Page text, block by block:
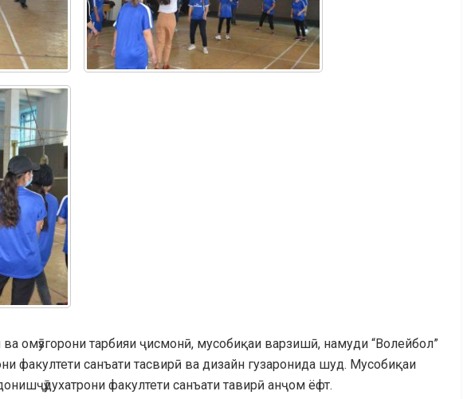
омӯзгорони тарбияи ҷисмонӣ, мусобиқаи варзишӣ, намуди “Волейбол”
факултети санъати тасвирӣ ва дизайн гузаронида шуд. Мусобиқаи
факултети санъати тавирӣ анҷом ёфт.